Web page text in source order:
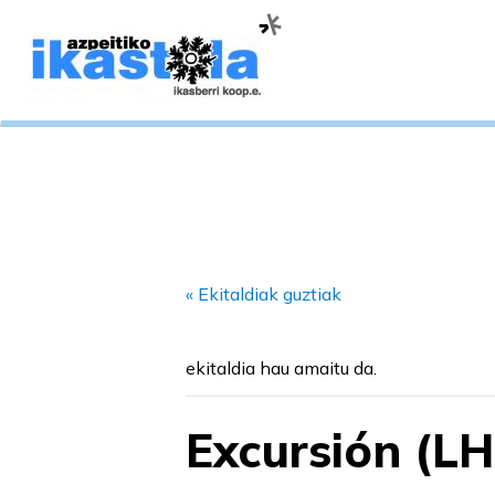
« Ekitaldiak guztiak
ekitaldia hau amaitu da.
Excursión